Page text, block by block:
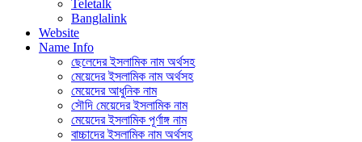
Teletalk
Banglalink
Website
Name Info
ছেলেদের ইসলামিক নাম অর্থসহ
মেয়েদের ইসলামিক নাম অর্থসহ
মেয়েদের আধুনিক নাম
সৌদি মেয়েদের ইসলামিক নাম
মেয়েদের ইসলামিক পূর্ণাঙ্গ নাম
বাচ্চাদের ইসলামিক নাম অর্থসহ